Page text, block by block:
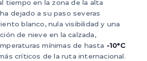
tiempo en la zona de la alta
dejado a su paso severas
blanco, nula visibilidad y una
de nieve en la calzada,
mínimas de hasta -10°C
críticos de la ruta internacional.